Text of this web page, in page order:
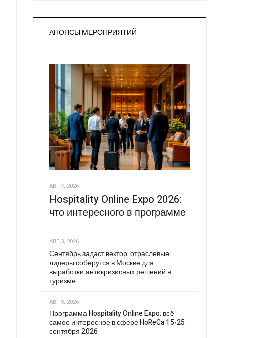
АНОНСЫ МЕРОПРИЯТИЙ
АВГ 7, 2026
Hospitality Online Expo 2026:
что интересного в программе
АВГ 3, 2026
Сентябрь задаст вектор: отраслевые
лидеры соберутся в Москве для
выработки антикризисных решений в
туризме
АВГ 3, 2026
Программа Hospitality Online Expo: всё
самое интересное в сфере HoReCa 15-25
сентября 2026